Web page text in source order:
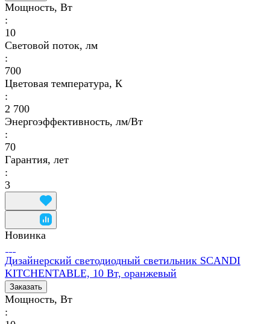
Мощность, Вт
:
10
Световой поток, лм
:
700
Цветовая температура, К
:
2 700
Энергоэффективность, лм/Вт
:
70
Гарантия, лет
:
3
Новинка
Дизайнерский светодиодный светильник SCANDI
KITCHENTABLE, 10 Вт, оранжевый
Заказать
Мощность, Вт
: